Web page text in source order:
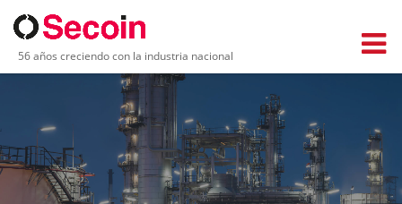
56 años creciendo con la industria nacional